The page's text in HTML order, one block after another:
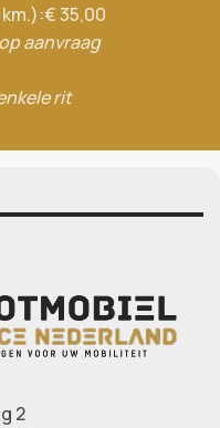
km.):€ 35,00
aanvraag
rit
2